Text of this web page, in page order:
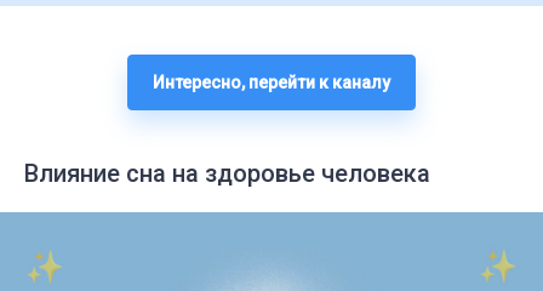
Интересно, перейти к каналу
Влияние сна на здоровье человека